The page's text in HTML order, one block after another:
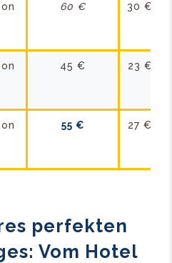
60 € 30 €
45 € 23 €
55 € 27 €
perfekten
Vom Hotel